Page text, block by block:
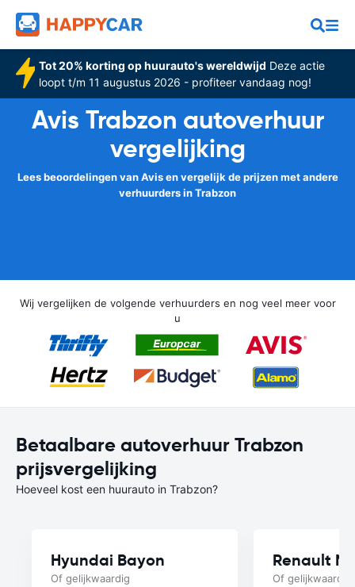
Tot 20% korting op huurauto's wereldwijd Deze actie
loopt t/m 11 augustus 2026 - profiteer vandaag nog!
Avis Trabzon autoverhuur
vergelijking
Lees beoordelingen van Avis en vergelijk de prijzen met andere
verhuurders in Trabzon
Wij vergelijken de volgende verhuurders en nog veel meer voor
u
Betaalbare autoverhuur Trabzon
prijsvergelijking
Hoeveel kost een huurauto in Trabzon?
Hyundai Bayon
Of gelijkwaardig
Renault
Of gelijkwaardig